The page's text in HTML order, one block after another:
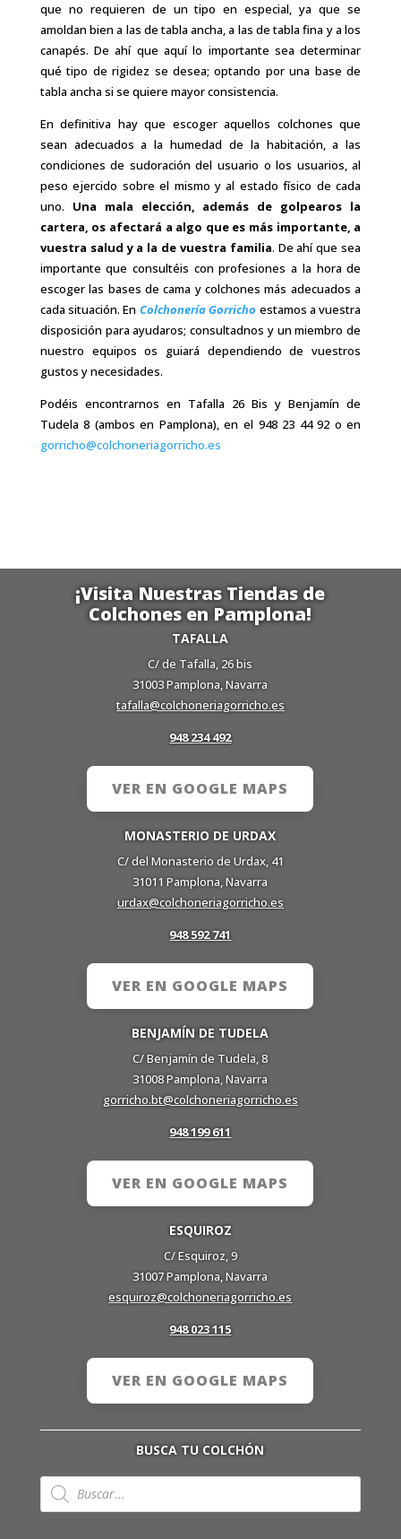
que no requieren de un tipo en especial, ya que se
amoldan bien a las de tabla ancha, a las de tabla fina y a los
canapés. De ahí que aquí lo importante sea determinar
qué tipo de rigidez se desea; optando por una base de
tabla ancha si se quiere mayor consistencia.
En definitiva hay que escoger aquellos colchones que
sean adecuados a la humedad de la habitación, a las
condiciones de sudoración del usuario o los usuarios, al
peso ejercido sobre el mismo y al estado físico de cada
uno. Una mala elección, además de golpearos la
cartera, os afectará a algo que es más importante, a
vuestra salud y a la de vuestra familia. De ahí que sea
importante que consultéis con profesiones a la hora de
escoger las bases de cama y colchones más adecuados a
cada situación. En Colchonería Gorricho estamos a vuestra
disposición para ayudaros; consultadnos y un miembro de
nuestro equipos os guiará dependiendo de vuestros
gustos y necesidades.
Podéis encontrarnos en Tafalla 26 Bis y Benjamín de
Tudela 8 (ambos en Pamplona), en el 948 23 44 92 o en
gorricho@colchoneriagorricho.es
¡Visita Nuestras Tiendas de
Colchones en Pamplona!
TAFALLA
C/ de Tafalla, 26 bis
31003 Pamplona, Navarra
tafalla@colchoneriagorricho.es
948 234 492
VER EN GOOGLE MAPS
MONASTERIO DE URDAX
C/ del Monasterio de Urdax, 41
31011 Pamplona, Navarra
urdax@colchoneriagorricho.es
948 592 741
VER EN GOOGLE MAPS
BENJAMÍN DE TUDELA
C/ Benjamín de Tudela, 8
31008 Pamplona, Navarra
gorricho.bt@colchoneriagorricho.es
948 199 611
VER EN GOOGLE MAPS
ESQUIROZ
C/ Esquiroz, 9
31007 Pamplona, Navarra
esquiroz@colchoneriagorricho.es
948 023 115
VER EN GOOGLE MAPS
BUSCA TU COLCHÓN
Búsqueda
de
productos